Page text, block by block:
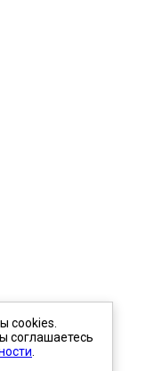
cookies.
соглашаетесь